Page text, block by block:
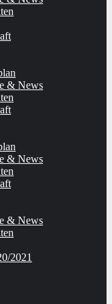
& News
& News
& News
2021